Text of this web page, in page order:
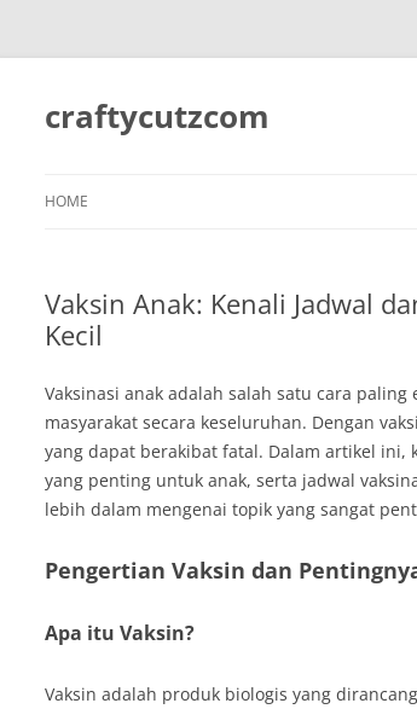
Skip
content
craftycutzcom
HOME
Vaksin Anak: Kenali Jadwal
Kecil
Vaksinasi anak adalah salah satu cara
masyarakat secara keseluruhan. Dengan
yang dapat berakibat fatal. Dalam artikel ini,
yang penting untuk anak, serta jadwal
lebih dalam mengenai topik yang sangat
Pengertian Vaksin dan
Apa itu Vaksin?
Vaksin adalah produk biologis yang